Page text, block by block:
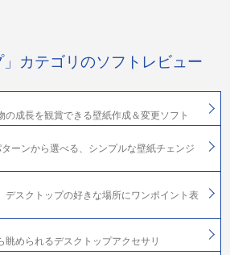
」カテゴリのソフトレビュー
の成長を観賞できる壁紙作成＆変更ソフト
ーンから選べる、シンプルな壁紙チェンジ
デスクトップの好きな場所にワンポイント表
眺められるデスクトップアクセサリ